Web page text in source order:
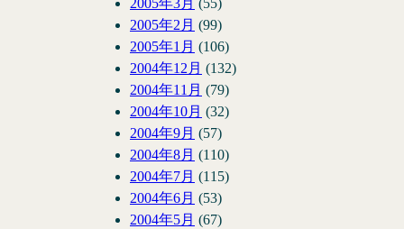
2005年2月 (99)
2005年1月 (106)
2004年12月 (132)
2004年11月 (79)
2004年10月 (32)
2004年9月 (57)
2004年8月 (110)
2004年7月 (115)
2004年6月 (53)
2004年5月 (67)